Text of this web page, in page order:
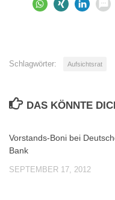
Schlagwörter: Aufsichtsrat
DAS KÖNNTE
Vorstands-Boni bei
Bank
SEPTEMBER 17, 2012